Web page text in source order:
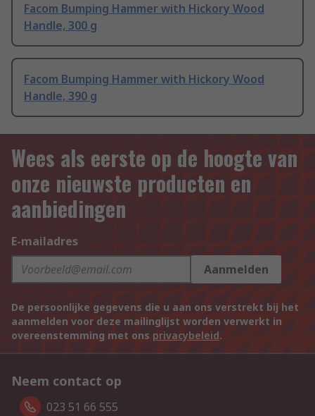
Facom Bumping Hammer with Hickory Wood
Handle, 300 g
Facom Bumping Hammer with Hickory Wood
Handle, 390 g
Wees als eerste op de hoogte van
onze nieuwste producten en
aanbiedingen
E-mailadres
Aanmelden
De persoonlijke gegevens die u aan ons verstrekt bij het
aanmelden voor deze mailinglijst worden verwerkt in
overeenstemming met ons privacybeleid.
Neem contact op
023 51 66 555